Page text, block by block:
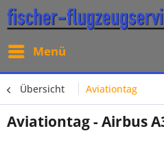
Menü
Übersicht Aviationtag
Aviationtag - Airbus